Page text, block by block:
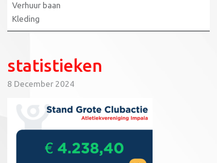
Verhuur baan
Kleding
statistieken
8 December 2024